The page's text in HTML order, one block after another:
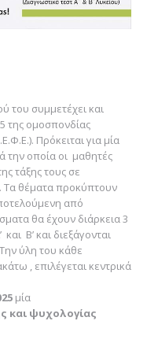
του συμμετέχει και
της ομοσπονδίας
Πρόκειται για μία
την οποία οι μαθητές
τάξης τους σε
Τα θέματα προκύπτουν
από
θα έχουν διάρκεια 3
Β’ και διεξάγονται
ύλη του κάθε
, επιλέγεται κεντρικά
μία
και ψυχολογίας